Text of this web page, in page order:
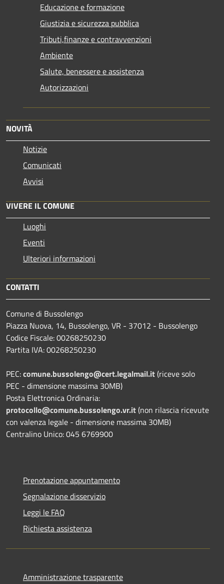
Educazione e formazione
Giustizia e sicurezza pubblica
Tributi,finanze e contravvenzioni
Ambiente
Salute, benessere e assistenza
Autorizzazioni
NOVITÀ
Notizie
Comunicati
Avvisi
VIVERE IL COMUNE
Luoghi
Eventi
Ulteriori informazioni
CONTATTI
Comune di Bussolengo
Piazza Nuova, 14, Bussolengo, VR - 37012 - Bussolengo
Codice Fiscale: 00268250230
Partita IVA: 00268250230
PEC:comune.bussolengo@cert.legalmail.it(riceve solo
PEC - dimensione massima 30MB)
Posta Elettronica Ordinaria:
protocollo@comune.bussolengo.vr.it(non rilascia ricevute
con valenza legale - dimensione massima 30MB)
Centralino Unico: 045 6769900
Prenotazione appuntamento
Segnalazione disservizio
Leggi le FAQ
Richiesta assistenza
Amministrazione trasparente